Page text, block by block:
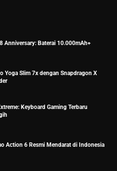
Anniversary: Baterai 10.000mAh+
Yoga Slim 7x dengan Snapdragon X
Keyboard Gaming Terbaru
Action 6 Resmi Mendarat di Indonesia